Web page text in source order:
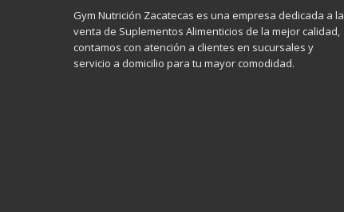
Gym Nutrición Zacatecas es una empresa dedicada a la
venta de Suplementos Alimenticios de la mejor calidad,
contamos con atención a clientes en sucursales y
servicio a domicilio para tu mayor comodidad.